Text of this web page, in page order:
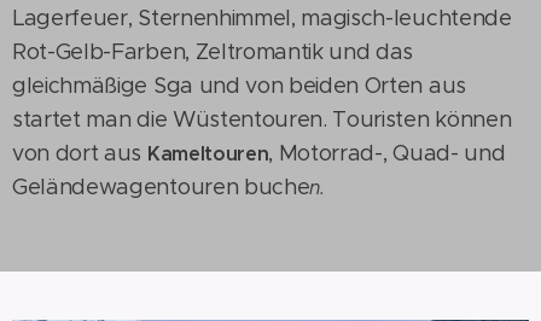
Lagerfeuer, Sternenhimmel, magisch-leuchtende
Rot-Gelb-Farben, Zeltromantik und das
gleichmäßige Sga und von beiden Orten aus
startet man die Wüstentouren. Touristen können
von dort aus Kameltouren, Motorrad-, Quad- und
Geländewagentouren buchen.